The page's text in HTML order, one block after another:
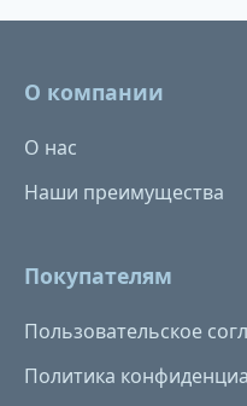
О компании
О нас
Наши преимущества
Покупателям
Пользовательское
Политика